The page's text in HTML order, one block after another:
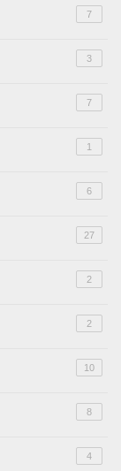
7
3
7
1
6
27
2
2
10
8
4